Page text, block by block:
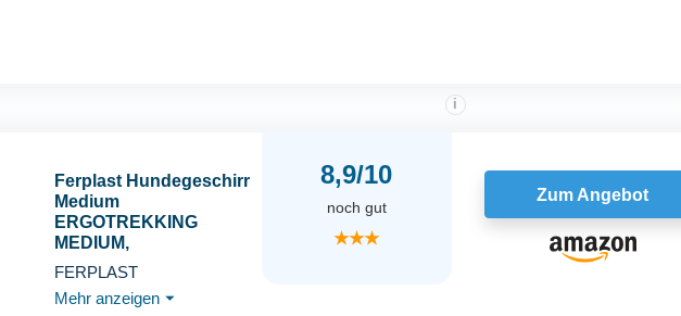
Ferplast Hundegeschirr
Medium
ERGOTREKKING
MEDIUM,
Ausbruchsicheres
Hundegeschirr,
Greyhound, Perfekte
FERPLAST
Mehr anzeigen ⏷
8,9/10
i
noch gut
★★★
Zum Angebot